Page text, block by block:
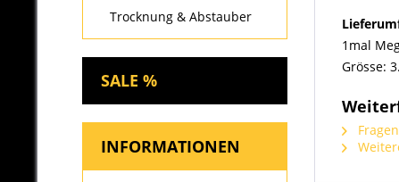
Trocknung & Abstauber
SALE %
INFORMATIONEN
1mal
Grösse: